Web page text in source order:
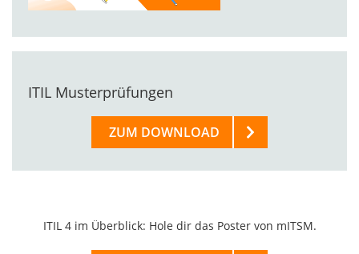
ITIL Musterprüfungen
ZUM DOWNLOAD
ITIL 4 im Überblick: Hole dir das Poster von mITSM.